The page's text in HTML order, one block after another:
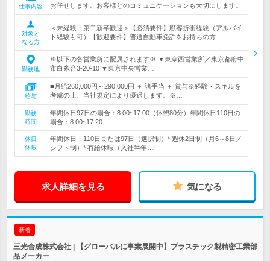
仕事内容
お任せします。お客様とのコミュニケーションも大切にします。
対象と
なる方
＜未経験・第二新卒歓迎＞【必須要件】顧客折衝経験（アルバイ
ト経験も可）【歓迎要件】普通自動車免許をお持ちの方
勤務地
※以下の各営業所に配属されます※ ▼東京西営業所／東京都府中
市白糸台3-20-10 ▼東京中央営業…
給与
■月給260,000円～290,000円 ＋ 諸手当 ＋ 賞与※経験・スキルを
考慮の上、当社規定により優遇します。※…
勤務
時間
年間休日97日の場合：8:00~17:00（休憩80分）年間休日110日の
場合：8:00~17:20…
休日
休暇
年間休日：110日または97日（選択制）* 週休2日制（月6～8日／
シフト制）* 有給休暇（入社半年…
求人詳細を見る 気になる
新着
三光合成株式会社 | 【グローバルに事業展開中】プラスチック製精密工業部
品メーカー